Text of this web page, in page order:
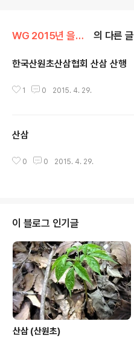
WG 2015년 을미년 기록 의 다른 글
한국산원초산삼협회 산삼 산행
1 0 2015. 4. 29.
산삼
0 0 2015. 4. 29.
이 블로그 인기글
산삼 (산원초)